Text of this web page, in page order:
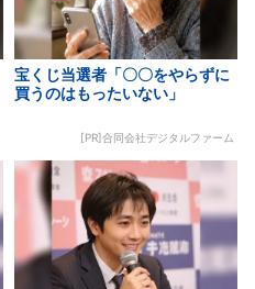
宝くじ当選者「〇〇をやらずに
買うのはもったいない」
[PR]合同会社デジタルファーム